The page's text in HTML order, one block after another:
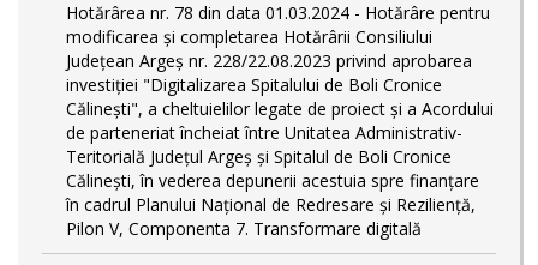
Hotărârea nr. 78 din data 01.03.2024 - Hotărâre pentru
modificarea și completarea Hotărârii Consiliului
Județean Argeș nr. 228/22.08.2023 privind aprobarea
investiției "Digitalizarea Spitalului de Boli Cronice
Călinești", a cheltuielilor legate de proiect și a Acordului
de parteneriat încheiat între Unitatea Administrativ-
Teritorială Județul Argeș și Spitalul de Boli Cronice
Călinești, în vederea depunerii acestuia spre finanțare
în cadrul Planului Național de Redresare și Reziliență,
Pilon V, Componenta 7. Transformare digitală